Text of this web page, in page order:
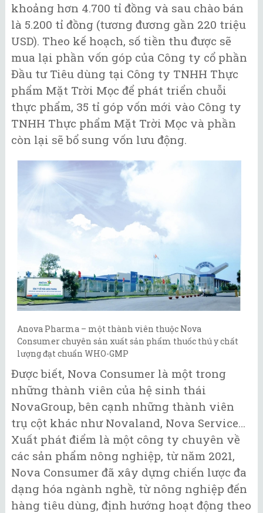
khoảng hơn 4.700 tỉ đồng và sau chào bán
là 5.200 tỉ đồng (tương đương gần 220 triệu
USD). Theo kế hoạch, số tiền thu được sẽ
mua lại phần vốn góp của Công ty cổ phần
Đầu tư Tiêu dùng tại Công ty TNHH Thực
phẩm Mặt Trời Mọc để phát triển chuỗi
thực phẩm, 35 tỉ góp vốn mới vào Công ty
TNHH Thực phẩm Mặt Trời Mọc và phần
còn lại sẽ bổ sung vốn lưu động.
Anova Pharma – một thành viên thuộc Nova
Consumer chuyên sản xuất sản phẩm thuốc thú y chất
lượng đạt chuẩn WHO-GMP
Được biết, Nova Consumer là một trong
những thành viên của hệ sinh thái
NovaGroup, bên cạnh những thành viên
trụ cột khác như Novaland, Nova Service…
Xuất phát điểm là một công ty chuyên về
các sản phẩm nông nghiệp, từ năm 2021,
Nova Consumer đã xây dựng chiến lược đa
dạng hóa ngành nghề, từ nông nghiệp đến
hàng tiêu dùng, định hướng hoạt động theo